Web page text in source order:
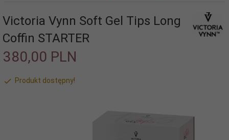
Victoria Vynn Soft Gel Tips Long
Coffin STARTER
380,00 PLN
Produkt dostępny!